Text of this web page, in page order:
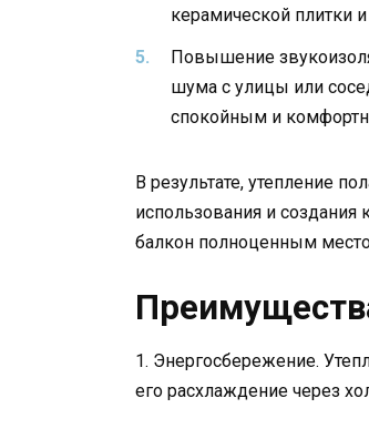
керамической плитки
Повышение
шума с улицы или
спокойным и
В результате, утепление
использования и
балкон полноценным
1. Энергосбережение.
его расхлаждение через